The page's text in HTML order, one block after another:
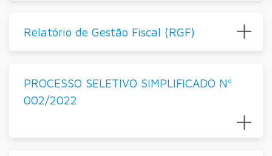
Relatório de Gestão Fiscal (RGF)
PROCESSO SELETIVO SIMPLIFICADO Nº
002/2022